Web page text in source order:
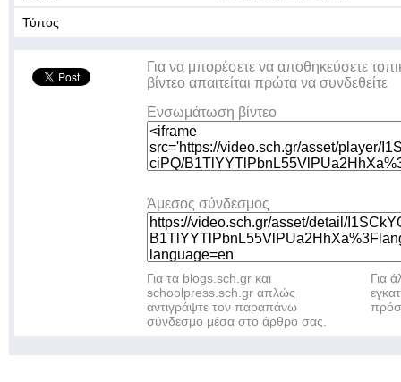
Τύπος
Για να μπορέσετε να αποθηκεύσετε
βίντεο απαιτείται πρώτα να συνδεθείτε
Ενσωμάτωση βίντεο
Άμεσος σύνδεσμος
Για τα blogs.sch.gr και
schoolpress.sch.gr απλώς
αντιγράψτε τον παραπάνω
σύνδεσμο μέσα στο άρθρο σας.
Για